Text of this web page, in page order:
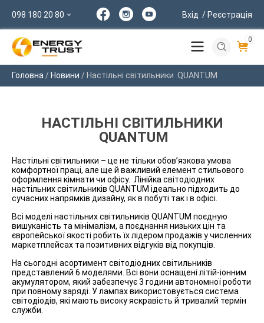
098 180 20 80 Вхід / Реєстрація
0
Головна / Новини / Настільні світильники QUANTUM
НАСТІЛЬНІ СВІТИЛЬНИКИ
QUANTUM
Настільні світильники – це не тільки обов’язкова умова
комфортної праці, але ще й важливий елемент стильового
оформлення кімнати чи офісу. Лінійка світодіодних
настільних світильників QUANTUM ідеально підходить до
сучасних напрямків дизайну, як в побуті так і в офісі.
Всі моделі настільних світильників QUANTUM поєдную
вишуканість та мінімалізм, а поєднання низьких цін та
європейської якості робить їх лідером продажів у численних
маркетплейсах та позитивних відгуків від покупців.
На сьогодні асортимент світодіодних світильників
представлений 6 моделями. Всі вони оснащені літій-іонним
акумулятором, який забезпечує 3 години автономної роботи
при повному заряді. У лампах використовується система
світодіодів, які мають високу яскравість й тривалий термін
служби.